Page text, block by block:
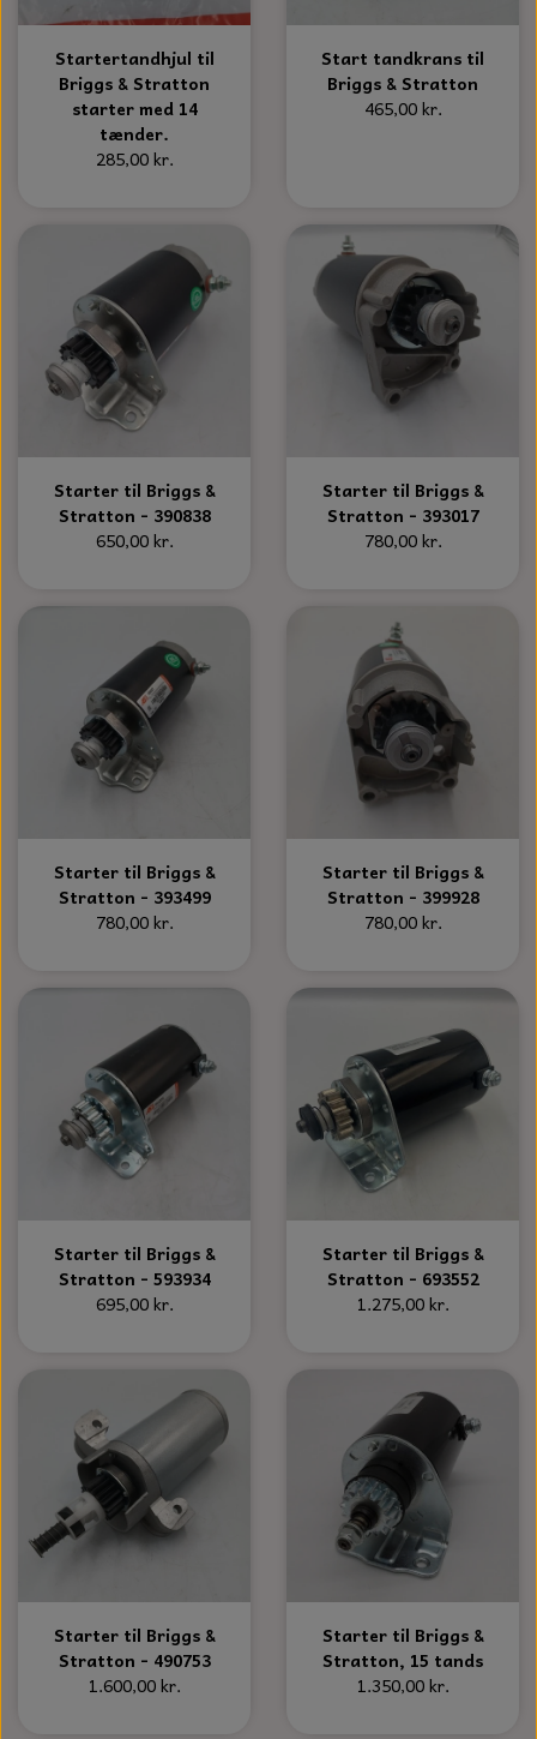
SORTIMENT
OLIE TIL SMÅMOTORER & HAVEMASKINER
SPÆNDEBÅND
BENSINSLANGE OG FILTRE
STARTSNOR OG TILBEHØR
UNIVERSAL KABLER OG TILBEHØR
UNIVERSAL REMSKIVER OG STYRERULLER
KÆDER TIL MOTORSAV
STIKSAV KLINGER
BATTERILADEAPPARAT
KNIVE OG TILBEHØR
MEJSLER
VÆRKTØJSSÆT
Startertandhjul til
Briggs & Stratton
starter med 14
tænder.
285,00 kr.
Start tandkrans til
Briggs & Stratton
465,00 kr.
Starter til Briggs &
Stratton - 390838
650,00 kr.
Starter til Briggs &
Stratton - 393017
780,00 kr.
Starter til Briggs &
Stratton - 393499
780,00 kr.
Starter til Briggs &
Stratton - 399928
780,00 kr.
Starter til Briggs &
Stratton - 593934
695,00 kr.
Starter til Briggs &
Stratton - 693552
1.275,00 kr.
Starter til Briggs &
Stratton - 490753
1.600,00 kr.
Starter til Briggs &
Stratton, 15 tands
1.350,00 kr.